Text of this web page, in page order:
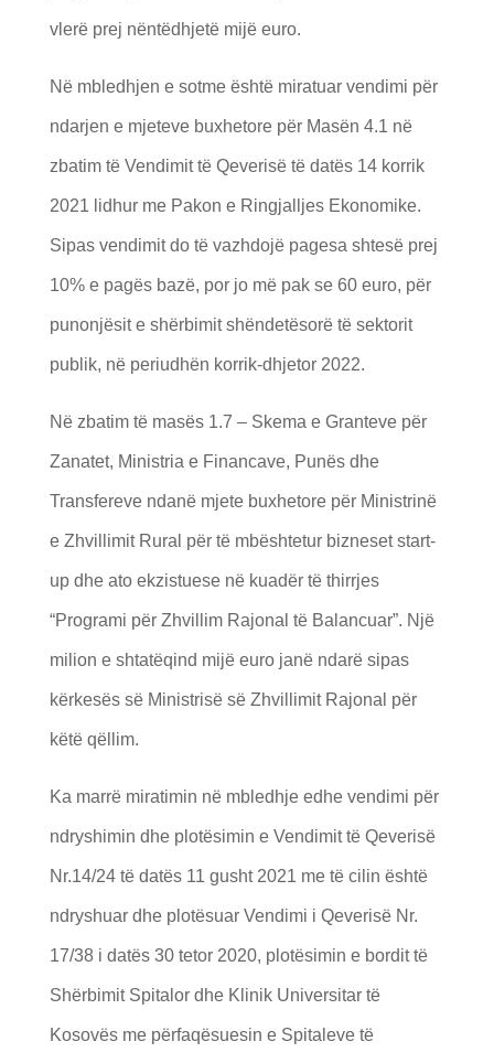
vlerë prej nëntëdhjetë mijë euro.
Në mbledhjen e sotme është miratuar vendimi për
ndarjen e mjeteve buxhetore për Masën 4.1 në
zbatim të Vendimit të Qeverisë të datës 14 korrik
2021 lidhur me Pakon e Ringjalljes Ekonomike.
Sipas vendimit do të vazhdojë pagesa shtesë prej
10% e pagës bazë, por jo më pak se 60 euro, për
punonjësit e shërbimit shëndetësorë të sektorit
publik, në periudhën korrik-dhjetor 2022.
Në zbatim të masës 1.7 – Skema e Granteve për
Zanatet, Ministria e Financave, Punës dhe
Transfereve ndanë mjete buxhetore për Ministrinë
e Zhvillimit Rural për të mbështetur bizneset start-
up dhe ato ekzistuese në kuadër të thirrjes
“Programi për Zhvillim Rajonal të Balancuar”. Një
milion e shtatëqind mijë euro janë ndarë sipas
kërkesës së Ministrisë së Zhvillimit Rajonal për
këtë qëllim.
Ka marrë miratimin në mbledhje edhe vendimi për
ndryshimin dhe plotësimin e Vendimit të Qeverisë
Nr.14/24 të datës 11 gusht 2021 me të cilin është
ndryshuar dhe plotësuar Vendimi i Qeverisë Nr.
17/38 i datës 30 tetor 2020, plotësimin e bordit të
Shërbimit Spitalor dhe Klinik Universitar të
Kosovës me përfaqësuesin e Spitaleve të